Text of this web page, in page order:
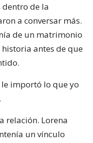
de la
a conversar más.
de un matrimonio
antes de que
importó lo que yo
relación. Lorena
un vínculo